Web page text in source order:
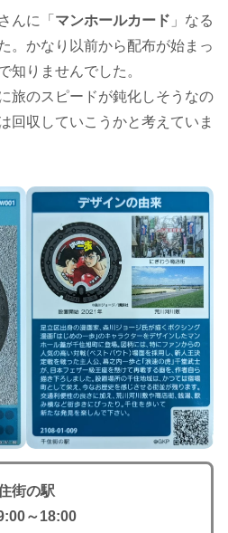
んに「 マンホールカード 」なる
。かなり以前から配布が始まっ
知りませんでした。
旅のスピードが鈍化しそうなの
回収していこうかと考えていま
街の駅
～18:00